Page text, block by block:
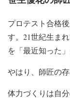
プロテスト合格
す。21世紀生ま
を「最近知った」
やはり、師匠の
体力づくりは自